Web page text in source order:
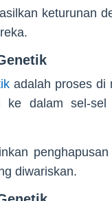
keturunan
adalah proses di
ke dalam sel-
diwariskan.